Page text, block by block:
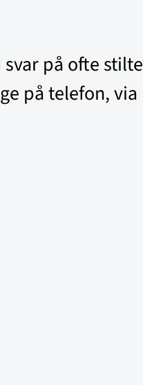
på ofte stilte
på telefon, via